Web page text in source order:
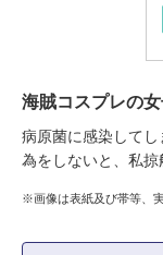
海賊コスプレの
病原菌に感染して
為をしないと、私
※画像は表紙及び帯等、